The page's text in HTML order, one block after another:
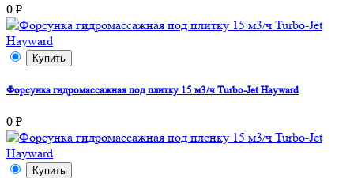
0 ₽
Купить
Форсунка гидромассажная под плитку 15 м3/ч Turbo-Jet Hayward
0 ₽
Купить